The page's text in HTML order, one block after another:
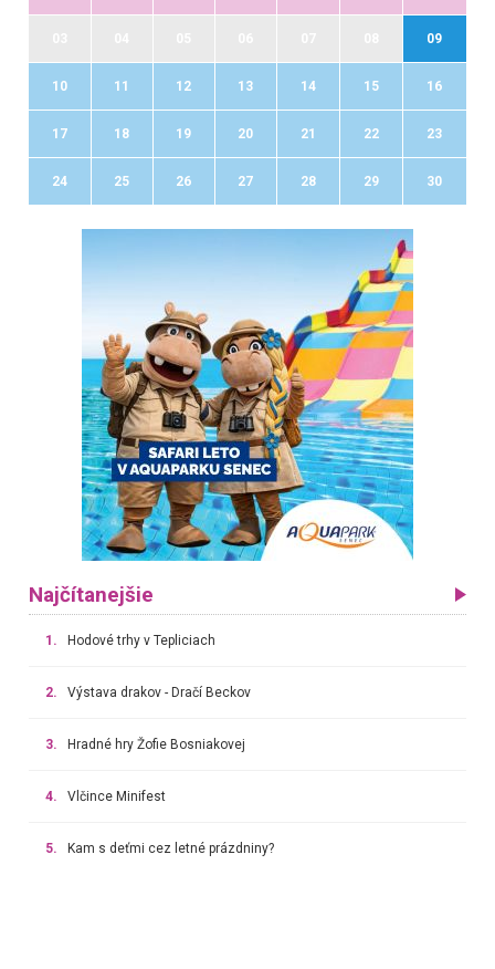
09
10 11 12 13 14 15 16
17 18 19 20 21 22 23
24 25 26 27 28 29 30
Najčítanejšie
1. Hodové trhy v Tepliciach
2. Výstava drakov - Dračí Beckov
3. Hradné hry Žofie Bosniakovej
4. Vlčince Minifest
5. Kam s deťmi cez letné prázdniny?